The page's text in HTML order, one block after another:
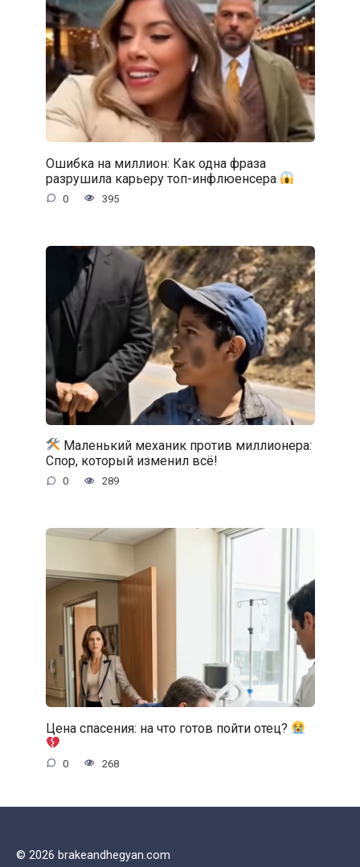
Ошибка на миллион: Как одна фраза
разрушила карьеру топ-инфлюенсера
0 395
Маленький механик против миллионера:
Спор, который изменил всё!
0 289
Цена спасения: на что готов пойти отец?
0 268
© 2026 brakeandhegyan.com